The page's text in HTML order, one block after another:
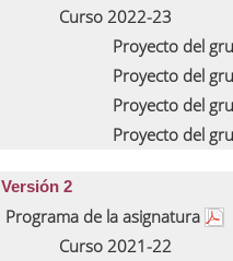
Curso 2022-23
Proyecto del
Proyecto del
Proyecto del
Proyecto del
Versión 2
Programa de la asignatura
Curso 2021-22